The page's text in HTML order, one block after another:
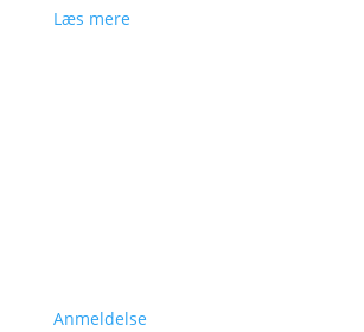
Læs mere
Anmeldelse